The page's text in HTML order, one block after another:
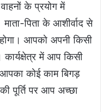
के प्रयोग में
पिता के आशीर्वाद से
आपको अपनी किसी
में आप किसी
आपका कोई काम बिगड़
पूर्ति पर आप अच्छा